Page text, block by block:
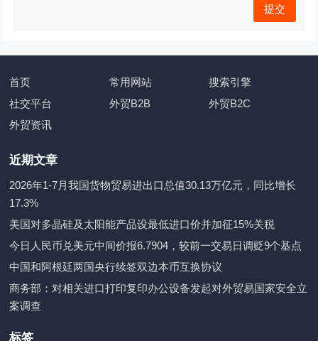
首页 常用网站
搜索引擎
社交平台
外贸B2B
外贸B2C
外贸资讯
近期文章
2026年1-7月我国货物贸易进出口总值30.13万亿元，同比增长
17.3%
美国对多晶硅及太阳能产品设最低进口价并加征15%关税
今日人民币兑美元中间价报6.7904，较前一交易日调贬9个基点
中国和阿根廷两国央行续签双边本币互换协议
商务部：对相关进口打印复印办公设备发起对外贸易国家安全立
案调查
标签